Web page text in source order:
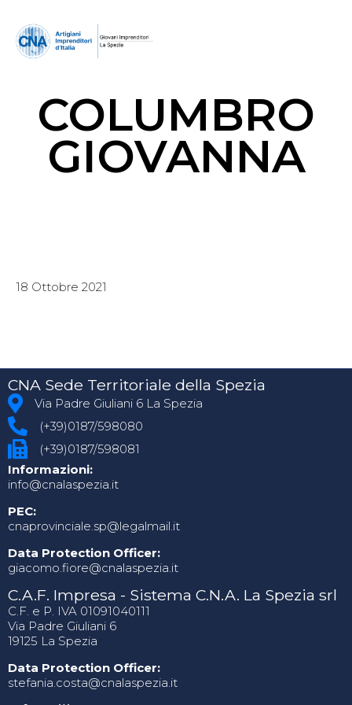
COLUMBRO
GIOVANNA
18 Ottobre 2021
CNA Sede Territoriale della Spezia
Via Padre Giuliani 6 La Spezia
(+39)0187/598080
(+39)0187/598081
Informazioni:
info@cnalaspezia.it
PEC:
cnaprovinciale.sp@legalmail.it
Data Protection Officer:
giacomo.fiore@cnalaspezia.it
C.A.F. Impresa - Sistema C.N.A. La Spezia srl
C.F. e P. IVA 01091040111
Via Padre Giuliani 6
19125 La Spezia
Data Protection Officer:
stefania.costa@cnalaspezia.it